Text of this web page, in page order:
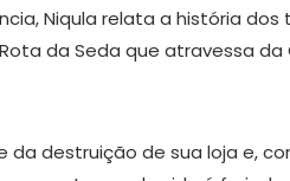
Niqula relata a história
da Seda que atravessa da
da destruição de sua loja e,